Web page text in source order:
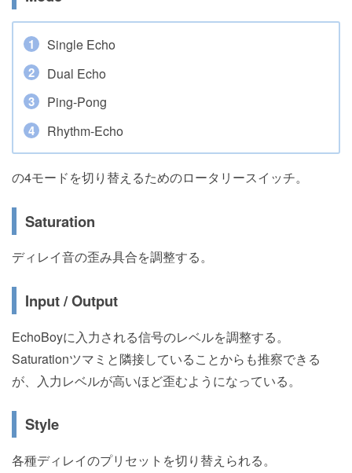
Single Echo
Dual Echo
Ping-Pong
Rhythm-Echo
の4モードを切り替えるためのロータリースイッチ。
Saturation
ディレイ音の歪み具合を調整する。
Input / Output
EchoBoyに入力される信号のレベルを調整する。
Saturationツマミと隣接していることからも推察できる
が、入力レベルが高いほど歪むようになっている。
Style
各種ディレイのプリセットを切り替えられる。